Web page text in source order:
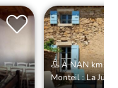
À NAN km de
Monteil : La